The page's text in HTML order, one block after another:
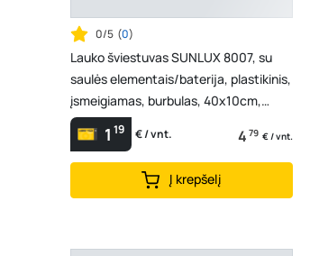
0/5 (0)
Lauko šviestuvas SUNLUX 8007, su
saulės elementais/baterija, plastikinis,
įsmeigiamas, burbulas, 40x10cm,
A170670015
1 19 € / vnt. 4 79 € / vnt.
Į krepšelį